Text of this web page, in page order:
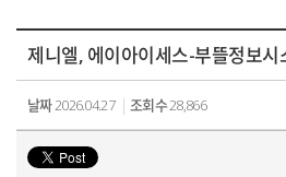
제니엘, 에이아이세스-부뜰정보
날짜2026.04.27 조회수28,866